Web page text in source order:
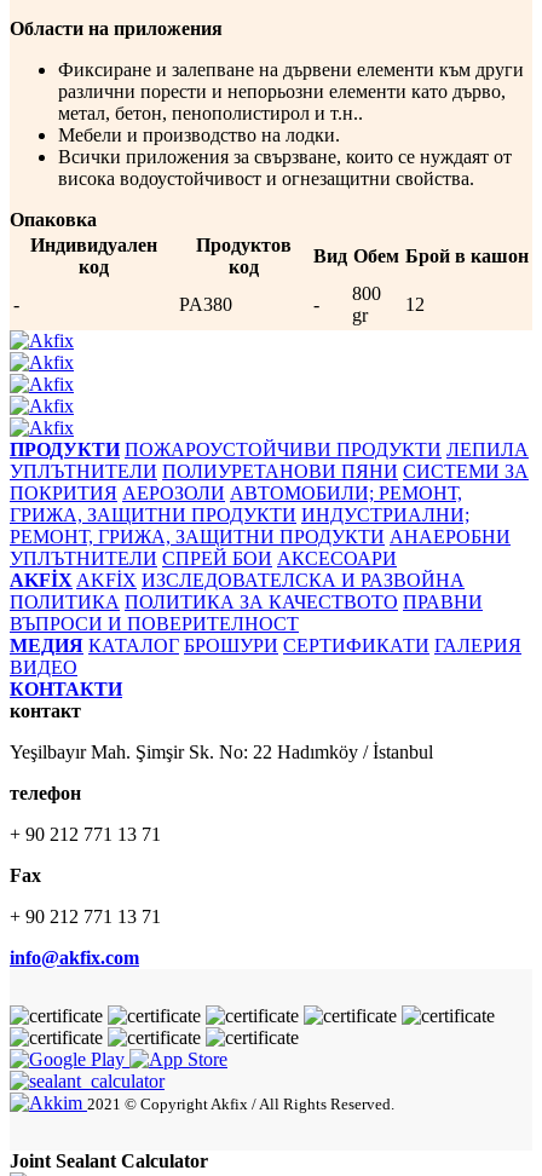
Области на приложения
Фиксиране и залепване на дървени елементи към други
различни порести и непорьозни елементи като дърво,
метал, бетон, пенополистирол и т.н..
Мебели и производство на лодки.
Всички приложения за свързване, които се нуждаят от
висока водоустойчивост и огнезащитни свойства.
Опаковка
Индивидуален
код
Продуктов
код
Вид Обем Брой в кашон
- PA380 -
800
gr
12
ПРОДУКТИ ПОЖАРОУСТОЙЧИВИ ПРОДУКТИ ЛЕПИЛА
УПЛЪТНИТЕЛИ ПОЛИУРЕТАНОВИ ПЯНИ СИСТЕМИ ЗА
ПОКРИТИЯ АЕРОЗОЛИ АВТОМОБИЛИ; РЕМОНТ,
ГРИЖА, ЗАЩИТНИ ПРОДУКТИ ИНДУСТРИАЛНИ;
РЕМОНТ, ГРИЖА, ЗАЩИТНИ ПРОДУКТИ АНАЕРОБНИ
УПЛЪТНИТЕЛИ СПРЕЙ БОИ АКСЕСОАРИ
AKFİX AKFİX ИЗСЛЕДОВАТЕЛСКА И РАЗВОЙНА
ПОЛИТИКА ПОЛИТИКА ЗА КАЧЕСТВОТО ПРАВНИ
ВЪПРОСИ И ПОВЕРИТЕЛНОСТ
МЕДИЯ КАТАЛОГ БРОШУРИ СЕРТИФИКАТИ ГАЛЕРИЯ
ВИДЕО
КОНТАКТИ
контакт
Yeşilbayır Mah. Şimşir Sk. No: 22 Hadımköy / İstanbul
телефон
+ 90 212 771 13 71
Fax
+ 90 212 771 13 71
info@akfix.com
2021 © Copyright Akfix / All Rights Reserved.
Joint Sealant Calculator